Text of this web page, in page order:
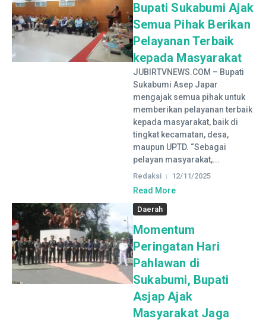
Bupati Sukabumi Ajak
Semua Pihak Berikan
Pelayanan Terbaik
kepada Masyarakat
JUBIRTVNEWS.COM – Bupati
Sukabumi Asep Japar
mengajak semua pihak untuk
memberikan pelayanan terbaik
kepada masyarakat, baik di
tingkat kecamatan, desa,
maupun UPTD. “Sebagai
pelayan masyarakat,...
Redaksi 12/11/2025
Read More
Daerah
Momentum
Peringatan Hari
Pahlawan di
Sukabumi, Bupati
Asjap Ajak
Masyarakat Jaga